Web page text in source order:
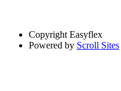
Copyright Easyflex
Powered by Scroll Sites